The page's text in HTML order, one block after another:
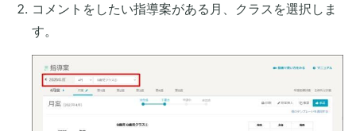
コメントをしたい指導案がある月、クラスを選択しま
す。